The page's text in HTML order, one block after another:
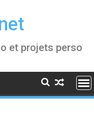
et projets perso